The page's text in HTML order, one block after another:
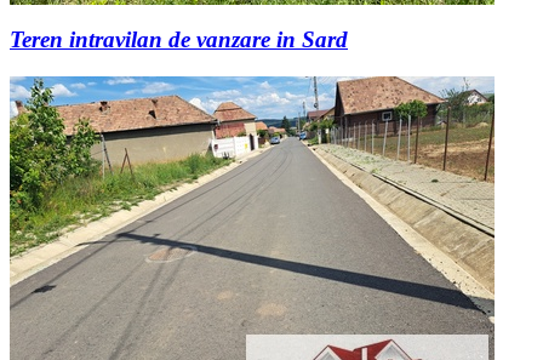
Teren intravilan de vanzare in Sard